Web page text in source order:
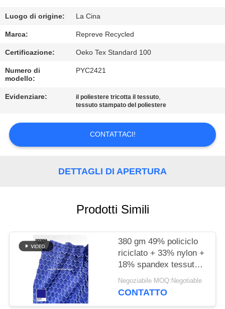
CONTROLLO
DI
QUALITÀ
CONTATTICI
NOTIZIE
SITO
PRIVACY
POLICY
Luogo di origine: La Cina
Marca: Repreve Recycled
Certificazione: Oeko Tex Standard 100
Numero di
modello:
PYC2421
Evidenziare: il poliestere tricotta il tessuto,
tessuto stampato del poliestere
CONTATTACI!
DETTAGLI DI APERTURA
Prodotti Simili
380 gm 49% policiclo
riciclato + 33% nylon +
18% spandex tessuto
poliestere riciclato per
maglieria circolare
Negoziabile MOQ:Negotiable
CONTATTO